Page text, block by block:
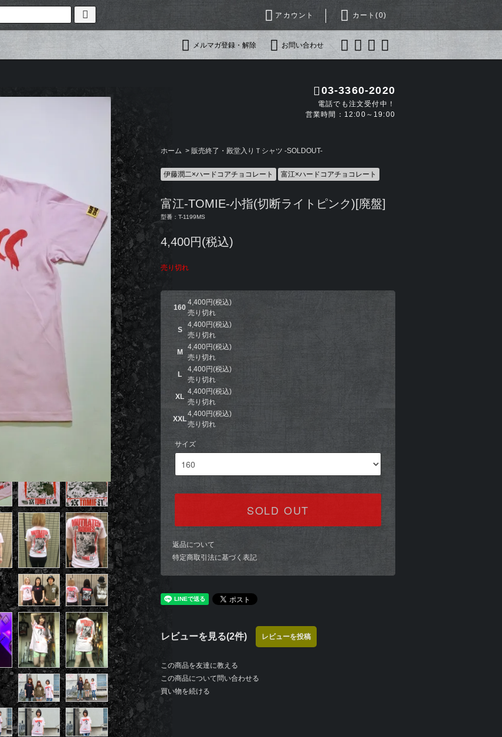
アカウント カート(0)
メルマガ登録・解除 お問い合わせ
03-3360-2020
電話でも注文受付中！
営業時間：12:00～19:00
ホーム > 販売終了・殿堂入りＴシャツ -SOLDOUT-
伊藤潤二×ハードコアチョコレート 富江×ハードコアチョコレート
富江-TOMIE-小指(切断ライトピンク)[廃盤]
型番：T-1199MS
4,400円(税込)
売り切れ
160
4,400円(税込)
売り切れ
S
4,400円(税込)
売り切れ
M
4,400円(税込)
売り切れ
L
4,400円(税込)
売り切れ
XL
4,400円(税込)
売り切れ
XXL
4,400円(税込)
売り切れ
サイズ
SOLD OUT
返品について
特定商取引法に基づく表記
レビューを見る(2件) レビューを投稿
この商品を友達に教える
この商品について問い合わせる
買い物を続ける